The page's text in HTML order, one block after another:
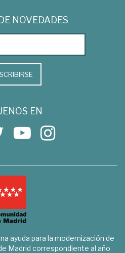
NOVEDADES
EN
ayuda para la modernización de
Madrid correspondiente al año